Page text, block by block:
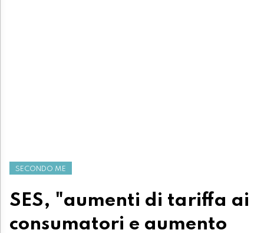
SECONDO ME
SES, "aumenti di tariffa ai
consumatori e aumento